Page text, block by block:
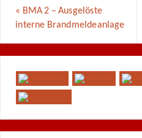
« BMA 2 – Ausgelöste
interne Brandmeldeanlage